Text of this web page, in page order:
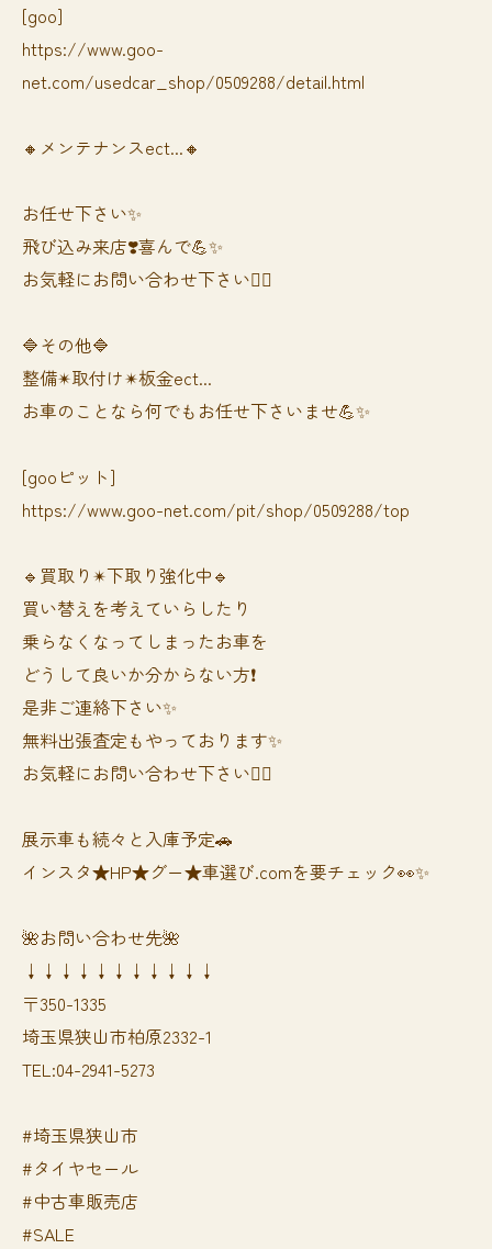
[goo]
https://www.goo-
net.com/usedcar_shop/0509288/detail.html
🔸メンテナンスect...🔸
お任せ下さい✨
飛び込み来店❣️喜んで💪✨
お気軽にお問い合わせ下さい🙆‍♀️
🔷その他🔷
整備✴︎取付け✴︎板金ect...
お車のことなら何でもお任せ下さいませ💪✨
[gooピット]
https://www.goo-net.com/pit/shop/0509288/top
🔹買取り✴︎下取り強化中🔹
買い替えを考えていらしたり
乗らなくなってしまったお車を
どうして良いか分からない方❗️
是非ご連絡下さい✨
無料出張査定もやっております✨
お気軽にお問い合わせ下さい🙆‍♀️
展示車も続々と入庫予定🚗
インスタ★HP★グー★車選び.comを要チェック👀✨
🌺お問い合わせ先🌺
↓↓↓↓↓↓↓↓↓↓↓
〒350-1335
埼玉県狭山市柏原2332-1
TEL:04-2941-5273
#埼玉県狭山市
#タイヤセール
#中古車販売店
#SALE